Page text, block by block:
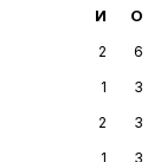
И О
2
6
1
3
2
3
1
3